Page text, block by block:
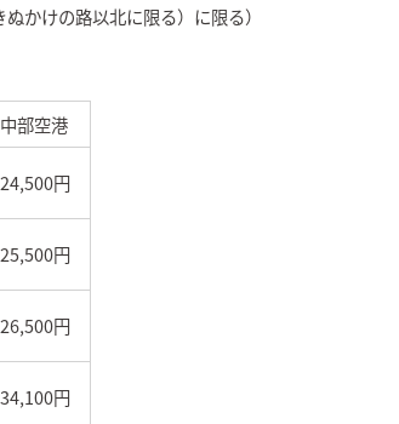
かけの路以北に限る）に限る）
中部空港
24,500円
25,500円
26,500円
34,100円